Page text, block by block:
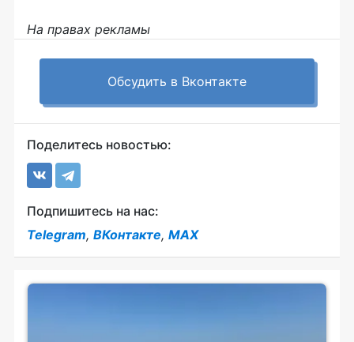
На правах рекламы
Обсудить в Вконтакте
Поделитесь новостью:
Подпишитесь на нас:
Telegram, ВКонтакте, MAX